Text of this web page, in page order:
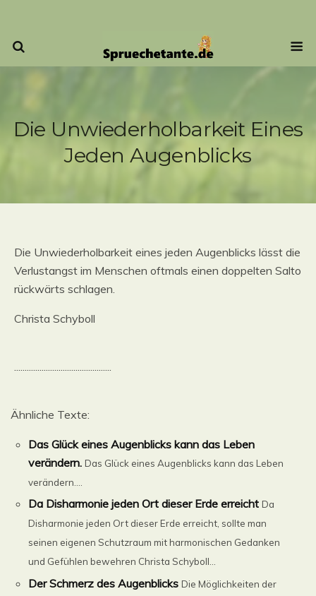
Die Unwiederholbarkeit Eines
Jeden Augenblicks
Die Unwiederholbarkeit eines jeden Augenblicks lässt die
Verlustangst im Menschen oftmals einen doppelten Salto
rückwärts schlagen.
Christa Schyboll
..............................................
Ähnliche Texte:
Das Glück eines Augenblicks kann das Leben
verändern. Das Glück eines Augenblicks kann das Leben
verändern....
Da Disharmonie jeden Ort dieser Erde erreicht Da
Disharmonie jeden Ort dieser Erde erreicht, sollte man
seinen eigenen Schutzraum mit harmonischen Gedanken
und Gefühlen bewehren Christa Schyboll...
Der Schmerz des Augenblicks Die Möglichkeiten der